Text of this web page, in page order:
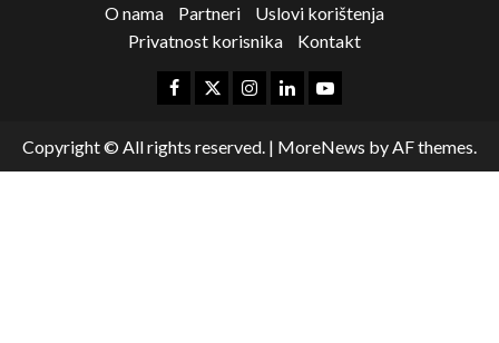
O nama Partneri
Uslovi korištenja
Privatnost korisnika
Kontakt
Copyright © All rights reserved. | MoreNews by AF themes.